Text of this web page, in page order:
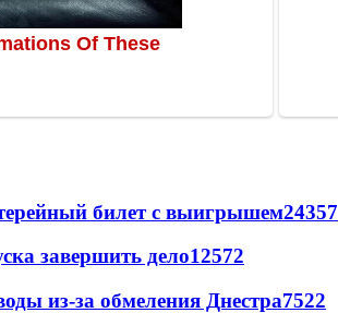
билет с выигрышем24357
завершить дело12572
из-за обмеления Днестра7522